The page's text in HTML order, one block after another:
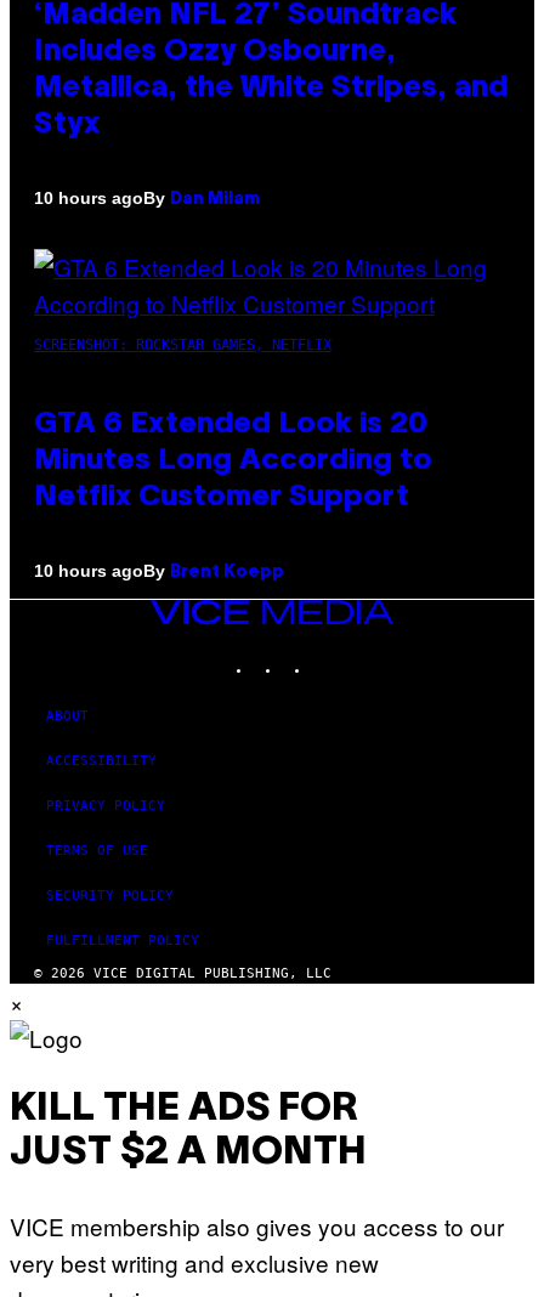
‘Madden NFL 27’ Soundtrack
Includes Ozzy Osbourne,
Metallica, the White Stripes, and
Styx
10 hours agoBy Dan Milam
SCREENSHOT: ROCKSTAR GAMES, NETFLIX
GTA 6 Extended Look is 20
Minutes Long According to
Netflix Customer Support
10 hours agoBy Brent Koepp
VICE
MEDIA
ABOUT
ACCESSIBILITY
PRIVACY POLICY
TERMS OF USE
SECURITY POLICY
FULFILLMENT POLICY
© 2026 VICE DIGITAL PUBLISHING, LLC
×
KILL THE ADS FOR
JUST $2 A MONTH
VICE membership also gives you access to our
very best writing and exclusive new